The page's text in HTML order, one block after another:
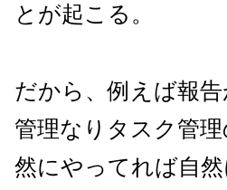
とが起こる。
だから、例えば報
管理なりタスク管
然にやってれば自